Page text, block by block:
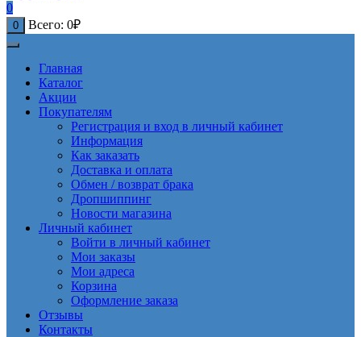
0
0 Всего: 0₽
Главная
Каталог
Акции
Покупателям
Регистрация и вход в личный кабинет
Информация
Как заказать
Доставка и оплата
Обмен / возврат брака
Дропшиппинг
Новости магазина
Личный кабинет
Войти в личный кабинет
Мои заказы
Мои адреса
Корзина
Оформление заказа
Отзывы
Контакты